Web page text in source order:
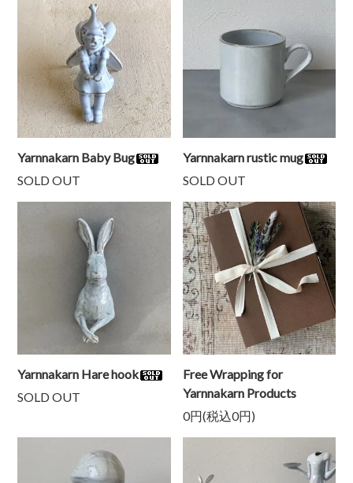
Yarnnakarn Baby Bug
SOLD OUT
Yarnnakarn rustic mug
SOLD OUT
Yarnnakarn Hare hook
SOLD OUT
Free Wrapping for
Yarnnakarn Products
0円(税込0円)